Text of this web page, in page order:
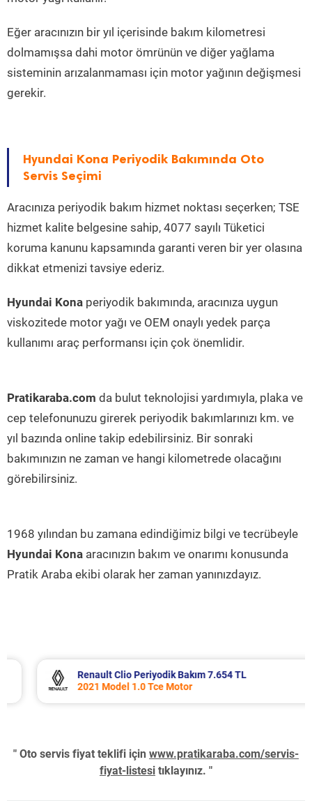
Eğer aracınızın bir yıl içerisinde bakım kilometresi
dolmamışsa dahi motor ömrünün ve diğer yağlama
sisteminin arızalanmaması için motor yağının değişmesi
gerekir.
Hyundai Kona Periyodik Bakımında Oto
Servis Seçimi
Aracınıza periyodik bakım hizmet noktası seçerken; TSE
hizmet kalite belgesine sahip, 4077 sayılı Tüketici
koruma kanunu kapsamında garanti veren bir yer olasına
dikkat etmenizi tavsiye ederiz.
Hyundai Kona periyodik bakımında, aracınıza uygun
viskozitede motor yağı ve OEM onaylı yedek parça
kullanımı araç performansı için çok önemlidir.
Pratikaraba.com da bulut teknolojisi yardımıyla, plaka ve
cep telefonunuzu girerek periyodik bakımlarınızı km. ve
yıl bazında online takip edebilirsiniz. Bir sonraki
bakımınızın ne zaman ve hangi kilometrede olacağını
görebilirsiniz.
1968 yılından bu zamana edindiğimiz bilgi ve tecrübeyle
Hyundai Kona aracınızın bakım ve onarımı konusunda
Pratik Araba ekibi olarak her zaman yanınızdayız.
Renault Clio Periyodik Bakım 7.654 TL
2021 Model 1.0 Tce Motor
" Oto servis fiyat teklifi için www.pratikaraba.com/servis-
fiyat-listesi tıklayınız. "